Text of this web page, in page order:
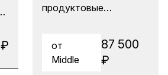
продуктовые
нового уровня и
сделать уверенный
от
Middle
87 500
₽